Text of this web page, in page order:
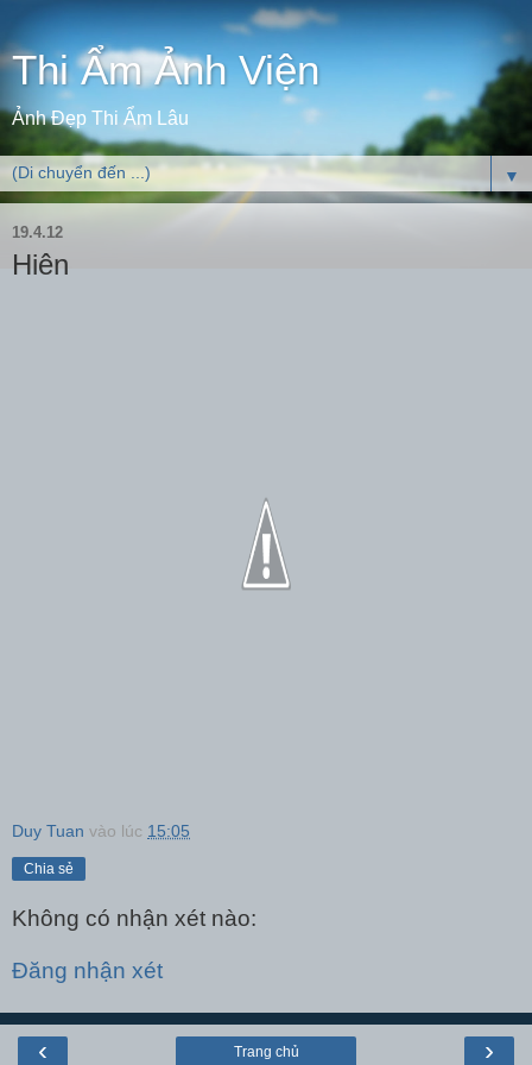
Thi Ẩm Ảnh Viện
Ảnh Đẹp Thi Ẩm Lâu
▼
19.4.12
Hiên
Duy Tuan vào lúc 15:05
Chia sẻ
Không có nhận xét nào:
Đăng nhận xét
‹ ›
Trang chủ